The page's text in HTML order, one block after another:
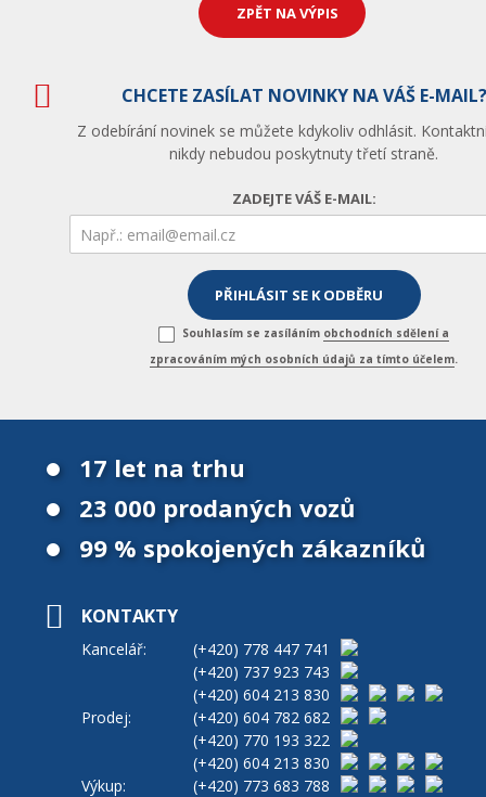
ZPĚT NA VÝPIS
CHCETE ZASÍLAT NOVINKY NA VÁŠ E-MAIL?
Z odebírání novinek se můžete kdykoliv odhlásit.
nikdy nebudou poskytnuty třetí straně.
ZADEJTE VÁŠ E-MAIL:
Souhlasím se zasíláním obchodních sdělení a
zpracováním mých osobních údajů za tímto účelem.
17 let na trhu
23 000 prodaných vozů
99 % spokojených zákazníků
KONTAKTY
Kancelář: (+420) 778 447 741
(+420) 737 923 743
(+420) 604 213 830
Prodej:
(+420) 604 782 682
(+420) 770 193 322
(+420) 604 213 830
Výkup:
(+420) 773 683 788